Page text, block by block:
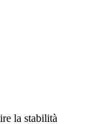
la stabilità